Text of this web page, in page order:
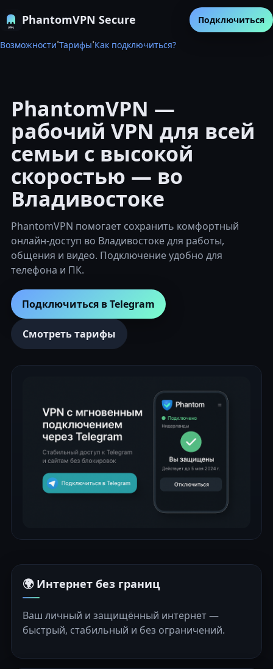
PhantomVPN Secure
Возможности·Тарифы·Как подключиться?
Подключиться
PhantomVPN —
рабочий VPN для всей
семьи с высокой
скоростью — во
Владивостоке
PhantomVPN помогает сохранить комфортный
онлайн-доступ во Владивостоке для работы,
общения и видео. Подключение удобно для
телефона и ПК.
Подключиться в Telegram
Смотреть тарифы
🌍 Интернет без границ
Ваш личный и защищённый интернет —
быстрый, стабильный и без ограничений.